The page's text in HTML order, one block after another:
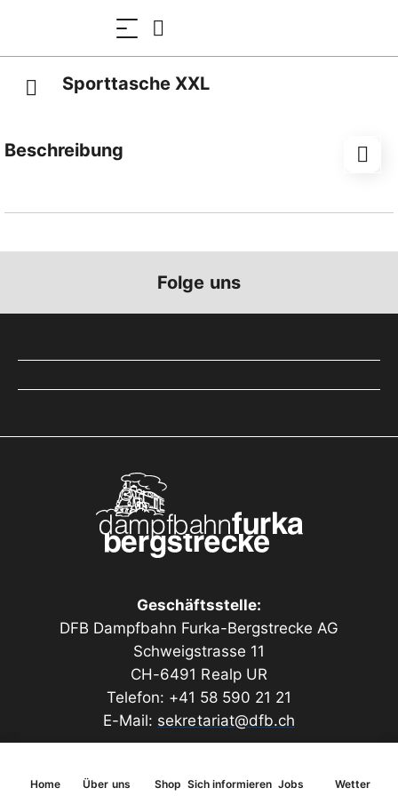
Home Über uns Shop Sich informieren Jobs Wetter
Sporttasche XXL
Beschreibung
Bergstrecke
Folge uns
Geschäftsstelle:
DFB Dampfbahn Furka-Bergstrecke AG
Schweigstrasse 11
CH-6491 Realp UR
Telefon: +41 58 590 21 21
E-Mail: sekretariat@dfb.ch